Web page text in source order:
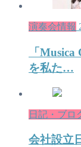
演奏会情報
「
を私た…
日記・ブロ
会社設立